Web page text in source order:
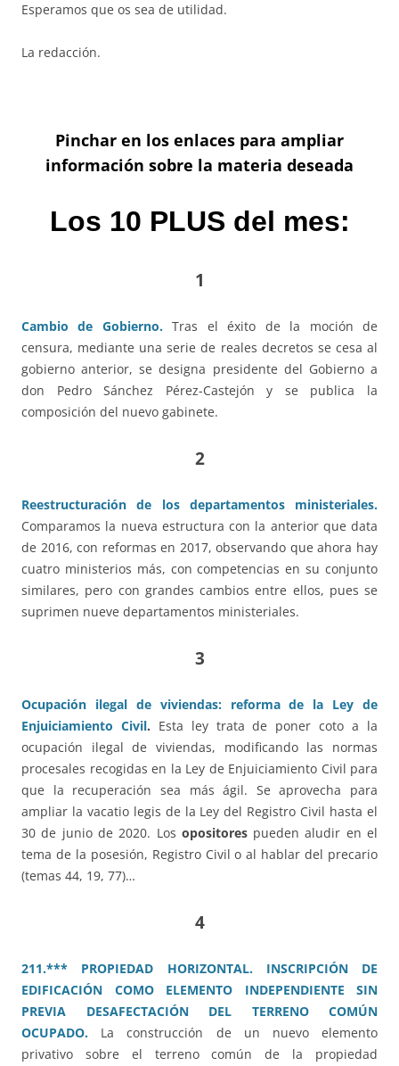
Esperamos que os sea de utilidad.
La redacción.
Pinchar en los enlaces para ampliar
información sobre la materia deseada
Los 10 PLUS del mes:
1
Cambio de Gobierno.Tras el éxito de la moción de
censura, mediante una serie de reales decretos se cesa al
gobierno anterior, se designa presidente del Gobierno a
don Pedro Sánchez Pérez-Castejón y se publica la
composición del nuevo gabinete.
2
Reestructuración de los departamentos ministeriales.
Comparamos la nueva estructura con la anterior que data
de 2016, con reformas en 2017, observando que ahora hay
cuatro ministerios más, con competencias en su conjunto
similares, pero con grandes cambios entre ellos, pues se
suprimen nueve departamentos ministeriales.
3
Ocupación ilegal de viviendas: reforma de la Ley de
Enjuiciamiento Civil. Esta ley trata de poner coto a la
ocupación ilegal de viviendas, modificando las normas
procesales recogidas en la Ley de Enjuiciamiento Civil para
que la recuperación sea más ágil. Se aprovecha para
ampliar la vacatio legis de la Ley del Registro Civil hasta el
30 de junio de 2020. Los opositorespueden aludir en el
tema de la posesión, Registro Civil o al hablar del precario
(temas 44, 19, 77)…
4
211.*** PROPIEDAD HORIZONTAL. INSCRIPCIÓN DE
EDIFICACIÓN COMO ELEMENTO INDEPENDIENTE SIN
PREVIA DESAFECTACIÓN DEL TERRENO COMÚN
OCUPADO. La construcción de un nuevo elemento
privativo sobre el terreno común de la propiedad